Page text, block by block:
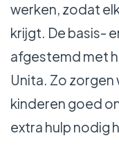
werken, zodat
krijgt. De basis-
afgestemd met
Unita. Zo zorgen
kinderen goed
extra hulp nodig